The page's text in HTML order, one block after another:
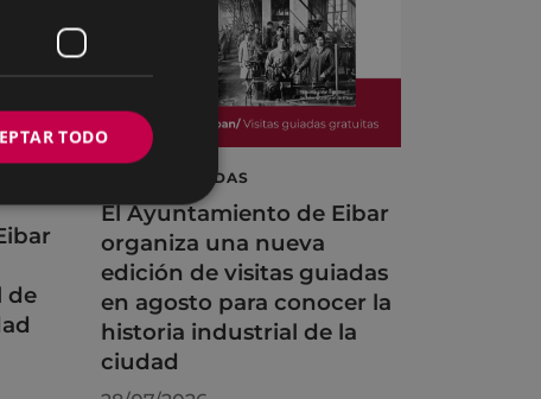
de
VISITAS GUIADAS
El Ayuntamiento de Eibar
organiza una nueva
edición de visitas guiadas
en agosto para conocer la
historia industrial de la
ciudad
TODO